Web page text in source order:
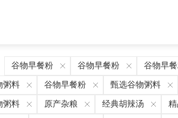
谷物早餐粉 谷物早餐粉 谷物早
粥料 谷物早餐粉 甄选谷物粥料
粥料 原产杂粮 经典胡辣汤